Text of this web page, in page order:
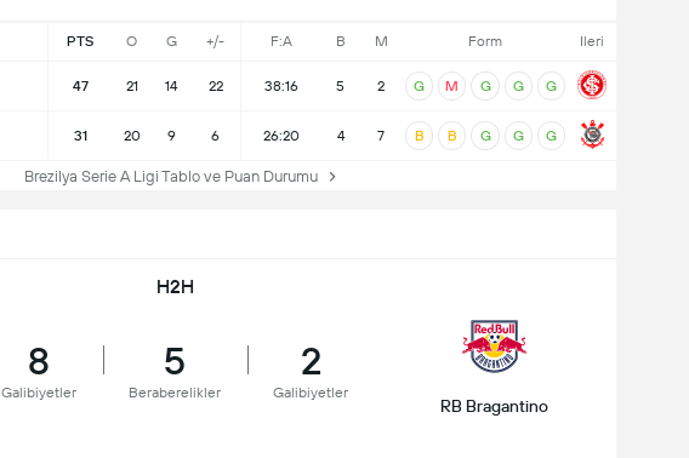
PTS O G +/- F:A B M Form Ileri
47 21 14 22 38:16 5 2 G M G G G
31 20 9 6 26:20 4 7 B B G G G
Brezilya Serie A Ligi Tablo ve Puan Durumu
H2H
8
Galibiyetler
5
Beraberelikler
2
Galibiyetler
RB Bragantino